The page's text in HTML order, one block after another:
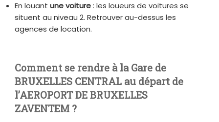
En louant une voiture: les loueurs de voitures se
situent au niveau 2. Retrouver au-dessus les
agences de location.
Comment se rendre à la Gare de
BRUXELLES CENTRAL au départ de
l’AEROPORT DE BRUXELLES
ZAVENTEM ?